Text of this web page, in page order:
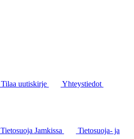
Tilaa uutiskirje Yhteystiedot
Tietosuoja Jamkissa
Tietosuoja- ja